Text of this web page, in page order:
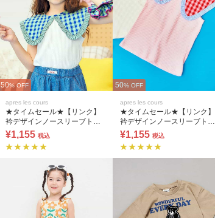
50% OFF
apres les cours
★タイムセール★【リンク】
衿デザインノースリーブトッ
プス
¥1,155 税込
50% OFF
apres les cours
★タイムセール★【リンク】
衿デザインノースリーブトッ
プス
¥1,155 税込